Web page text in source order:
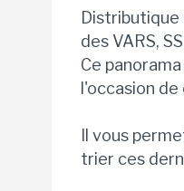
des VARS,
Ce
l'occasion
Il vous
trier ces